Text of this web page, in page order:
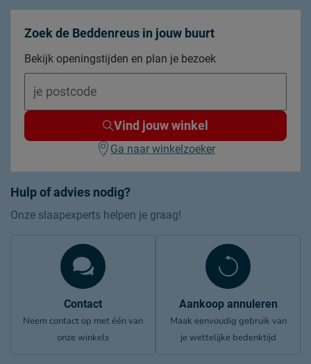
Hulp of advies nodig?
Onze slaapexperts helpen je graag!
Contact
Neem contact op met één van
onze winkels
Aankoop annuleren
Maak eenvoudig gebruik van
je wettelijke bedenktijd
Zoek de Beddenreus in jouw buurt
Bekijk openingstijden en plan je bezoek
Vind jouw winkel
Ga naar winkelzoeker